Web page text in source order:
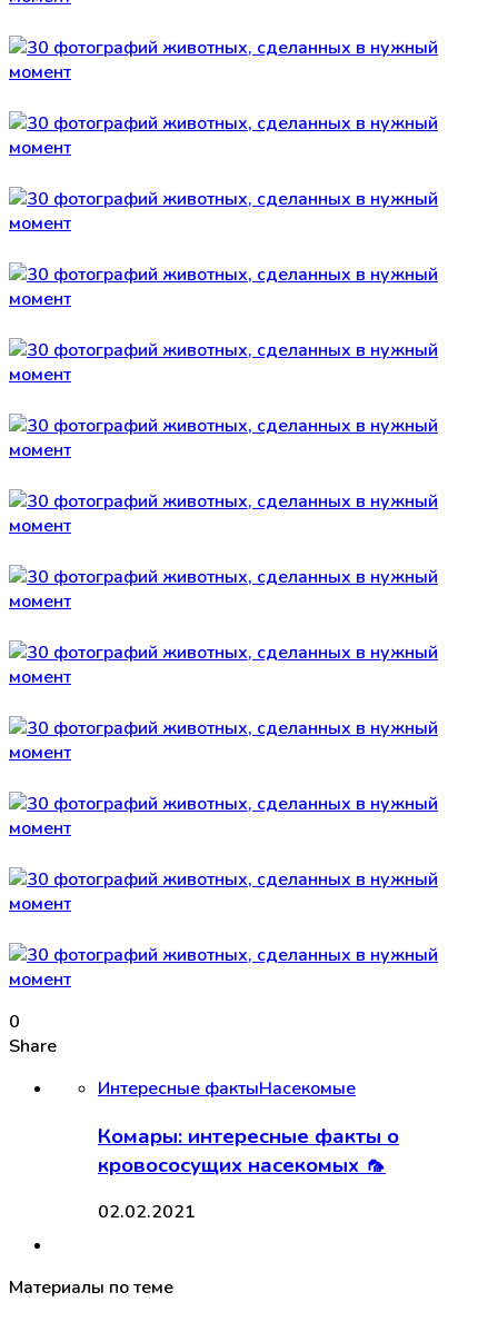
0
Share
Интересные фактыНасекомые
Комары: интересные факты о
кровососущих насекомых 🦟
02.02.2021
Материалы по теме